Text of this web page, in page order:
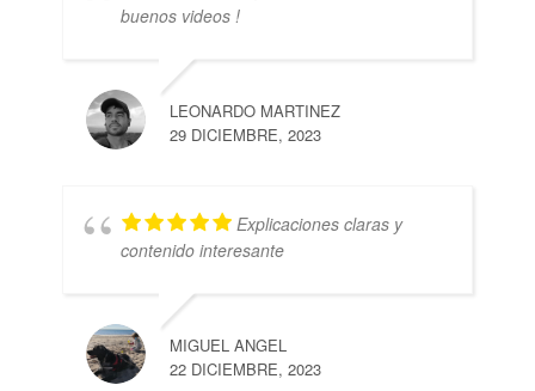
buenos videos !
LEONARDO MARTINEZ
29 DICIEMBRE, 2023
Explicaciones claras y
contenido interesante
MIGUEL ANGEL
22 DICIEMBRE, 2023